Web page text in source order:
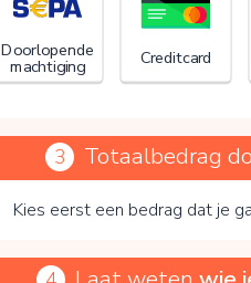
Doorlopende
machtiging Creditcard
3 Totaalbedrag
Kies eerst een bedrag dat je